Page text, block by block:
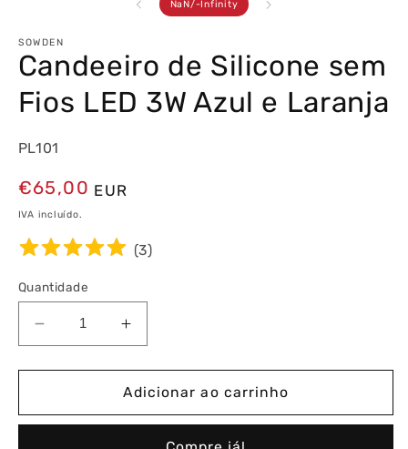
NaN/ de
-Infinity
SOWDEN
Candeeiro de Silicone sem
Fios LED 3W Azul e Laranja
PL101
Preço
normal
€65,00 EUR
IVA incluído.
(3)
Quantidade
Diminuir
a
quantidade
Candeeiro
Aumentar
a
quantidade
de
Candeeiro
Adicionar ao carrinho